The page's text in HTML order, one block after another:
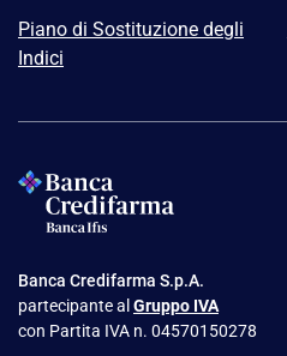
Piano di Sostituzione degli
Indici
Banca Credifarma S.p.A.
partecipante al Gruppo IVA
con Partita IVA n. 04570150278